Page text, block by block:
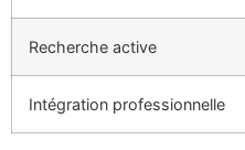
Recherche active
Intégration professionnelle